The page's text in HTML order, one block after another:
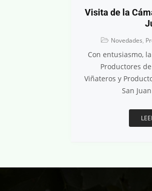
Visita de la
Novedades,
Con entusiasmo,
Productores
Viñateros y
San